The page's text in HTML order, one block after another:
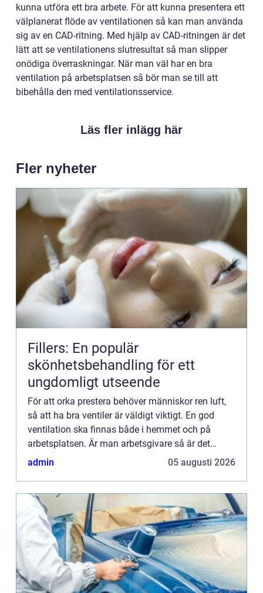
kunna utföra ett bra arbete. För att kunna presentera ett
välplanerat flöde av ventilationen så kan man använda
sig av en CAD-ritning. Med hjälp av CAD-ritningen är det
lätt att se ventilationens slutresultat så man slipper
onödiga överraskningar. När man väl har en bra
ventilation på arbetsplatsen så bör man se till att
bibehålla den med ventilationsservice.
Läs fler inlägg här
Fler nyheter
Fillers: En populär
skönhetsbehandling för ett
ungdomligt utseende
För att orka prestera behöver människor ren luft,
så att ha bra ventiler är väldigt viktigt. En god
ventilation ska finnas både i hemmet och på
arbetsplatsen. Är man arbetsgivare så är det
viktigt att komma ihåg att ventilation är
admin 05 augusti 2026